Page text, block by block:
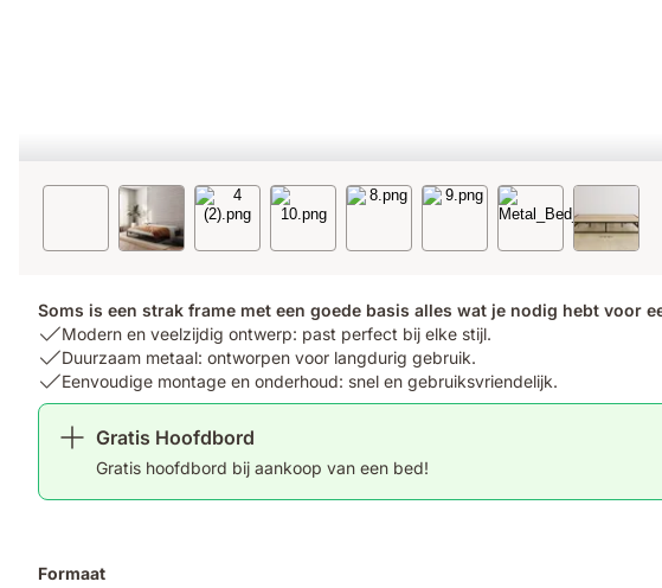
Soms is een strak frame met een goede basis alles wat je nodig hebt voor
USP
1:
Modern
en
veelzijdig
ontwerp:
perfect
stijl.
Modern en veelzijdig ontwerp: past perfect bij elke stijl.
USP
2:
Duurzaam
metaal:
ontworpen
langdurig
Duurzaam metaal: ontworpen voor langdurig gebruik.
USP
3:
Eenvoudige
montage
onderhoud:
gebruiksvriendelijk.
Eenvoudige montage en onderhoud: snel en gebruiksvriendelijk.
Gratis Hoofdbord
Gratis hoofdbord bij aankoop van een bed!
Extra
Formaat